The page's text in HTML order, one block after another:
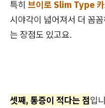
특히 브이로 Slim Type 카
시야각이 넓어져서 더 꼼
는 장점도 있고요.
셋째, 통증이 적다는 점입